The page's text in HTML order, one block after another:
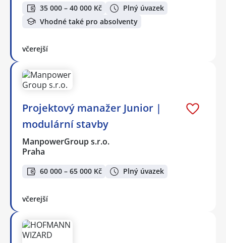
35 000 – 40 000 Kč
Plný úvazek
Vhodné také pro absolventy
včerejší
Projektový manažer Junior |
modulární stavby
ManpowerGroup s.r.o.
Praha
60 000 – 65 000 Kč Plný úvazek
včerejší